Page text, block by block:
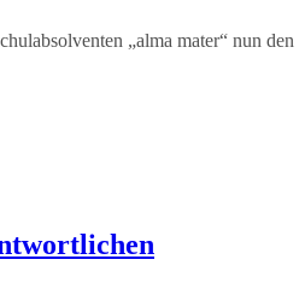
„alma mater“ nun den